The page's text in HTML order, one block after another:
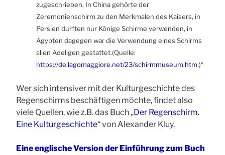
zugeschrieben. In China gehörte der
Zeremonienschirm zu den Merkmalen des Kaisers, in
Persien durften nur Könige Schirme verwenden, in
Ägypten dagegen war die Verwendung eines Schirms
allen Adeligen gestattet.(Quelle:
https://de.lagomaggiore.net/23/schirmmuseum.htm.)“
Wer sich intensiver mit der Kulturgeschichte des
Regenschirms beschäftigen möchte, findet also
viele Quellen, wie z.B. das Buch „Der Regenschirm.
Eine Kulturgeschichte“ von Alexander Kluy.
Eine englische Version der Einführung zum Buch